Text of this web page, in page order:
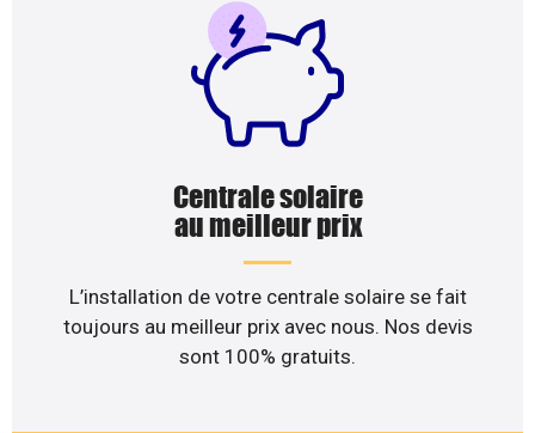
Centrale solaire
au meilleur prix
L’installation de votre centrale solaire se fait
toujours au meilleur prix avec nous. Nos devis
sont 100% gratuits.